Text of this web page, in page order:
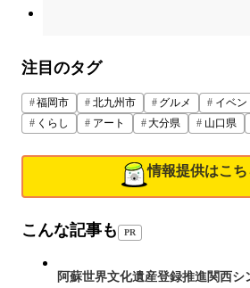
注目のタグ
福岡市 北九州市 グルメ イベン
くらし
アート 大分県 山口県
情報提供はこち
こんな記事も PR
阿蘇世界文化遺産登録推進関西